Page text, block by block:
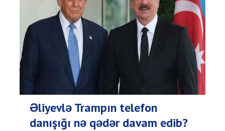
Əliyevlə Trampın telefon
danışığı nə qədər davam edib?